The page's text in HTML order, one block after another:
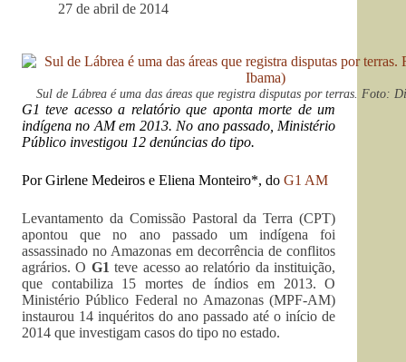
27 de abril de 2014
Sul de Lábrea é uma das áreas que registra disputas por terras. Foto:
G1 teve acesso a relatório que aponta morte de um
indígena no AM em 2013. No ano passado, Ministério
Público investigou 12 denúncias do tipo.
Por Girlene Medeiros e Eliena Monteiro*, do G1 AM
Levantamento da Comissão Pastoral da Terra (CPT)
apontou que no ano passado um indígena foi
assassinado no Amazonas em decorrência de conflitos
agrários. O G1teve acesso ao relatório da instituição,
que contabiliza 15 mortes de índios em 2013. O
Ministério Público Federal no Amazonas (MPF-AM)
instaurou 14 inquéritos do ano passado até o início de
2014 que investigam casos do tipo no estado.